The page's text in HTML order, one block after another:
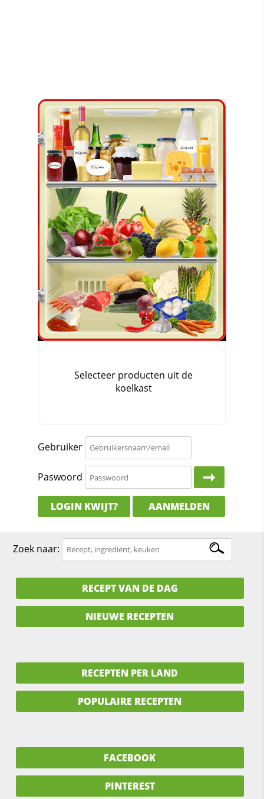
Gebruiker
Paswoord
LOGIN KWIJT? AANMELDEN
Zoek naar:
RECEPT VAN DE DAG
NIEUWE RECEPTEN
RECEPTEN PER LAND
POPULAIRE RECEPTEN
FACEBOOK
PINTEREST